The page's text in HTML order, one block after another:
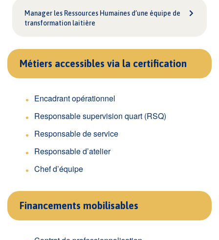
Manager les Ressources Humaines d’une équipe de
transformation laitière
Métiers accessibles via la certification
Encadrant opérationnel
Responsable supervision quart (RSQ)
Responsable de service
Responsable d’atelier
Chef d’équipe
Financements mobilisables